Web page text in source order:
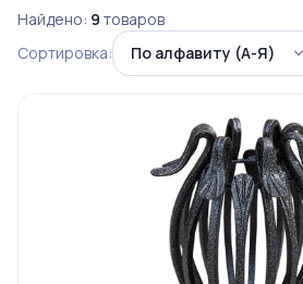
Найдено: 9 товаров
Сортировка: